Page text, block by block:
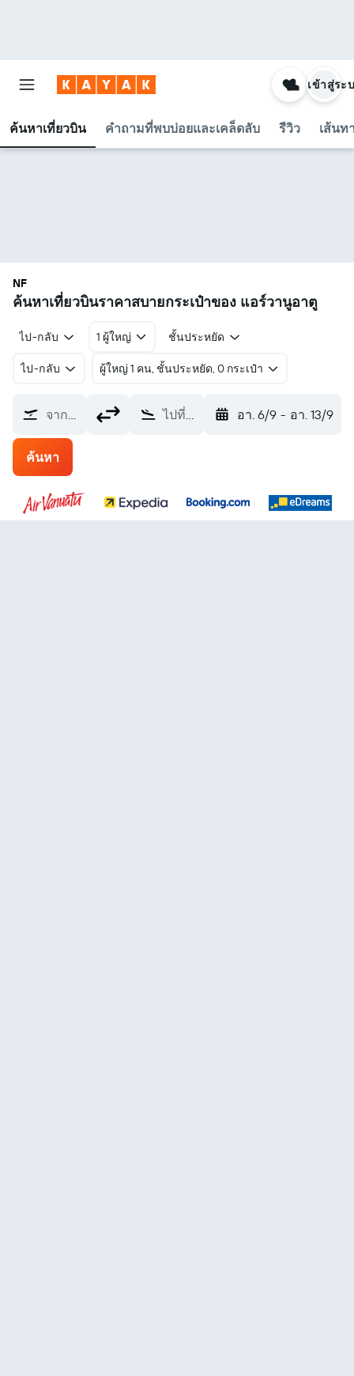
ค้นหาเที่ยวบิน คำถามที่พบบ่อยและเคล็ดลับ รีวิว เส้นท
เข้าสู่ระ
NF
ค้นหาเที่ยวบินราคาสบายกระเป๋าของ แอร์วานูอาตู
ไป-กลับ 1 ผู้ใหญ่ ชั้นประหยัด
ไป-กลับ ผู้ใหญ่ 1 คน, ชั้นประหยัด, 0 กระเป๋า
จากที่ไหน? ไปที่ไหน? อา. 6/9 - อา. 13/9
ค้นหา